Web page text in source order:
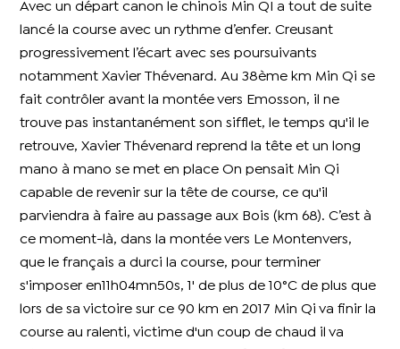
Avec un départ canon le chinois Min QI a tout de suite
lancé la course avec un rythme d’enfer. Creusant
progressivement l’écart avec ses poursuivants
notamment Xavier Thévenard.Au 38ème km Min Qi se
fait contrôler avant la montée vers Emosson, il ne
trouve pas instantanément son sifflet, le temps qu'il le
retrouve, Xavier Thévenard reprend la tête et un long
mano à mano se met en place On pensait Min Qi
capable de revenir sur la tête de course, ce qu'il
parviendra à faire au passage aux Bois (km 68). C’est à
ce moment-là, dans la montée vers Le Montenvers,
que le français a durci la course, pour terminer
s'imposer en11h04mn50s, 1' de plus de 10°C de plus que
lors de sa victoire sur ce 90 km en 2017 Min Qi va finir la
course au ralenti, victime d'un coup de chaud il va